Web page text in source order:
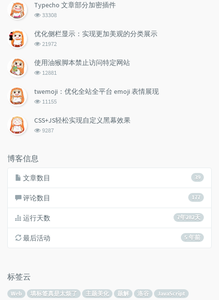
Typecho 文章部分加密插件
浏
次
数:
33308
优化侧栏显示：实现更加美观的分类展示
浏
次
数:
21972
使用油猴脚本禁止访问特定网站
浏
次
12881
twemoji：优化全站全平台 emoji 表情展现
浏
次
11155
CSS+JS轻松实现自定义黑幕效果
浏
9287
博客信息
39
文章数目
177
评论数目
7年282天
运行天数
5 年前
最后活动
标签云
Web 填标签真是太烦了 主题美化 题解 洛谷 JavaScript